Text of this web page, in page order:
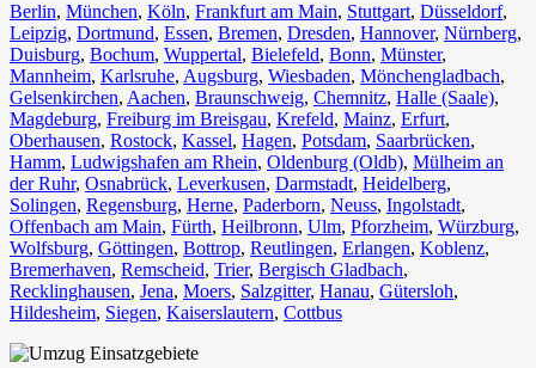
Berlin⁠, München, Köln⁠, Frankfurt am Main, Stuttgart, Düsseldorf,
Leipzig, Dortmund, Essen, Bremen, Dresden, Hannover, Nürnberg,
Duisburg⁠, Bochum, Wuppertal⁠, Bielefeld⁠, Bonn⁠, Münster⁠,
Mannheim, Karlsruhe, Augsburg, Wiesbaden⁠, Mönchengladbach⁠,
Gelsenkirchen⁠, Aachen⁠, Braunschweig, Chemnitz⁠, Halle (Saale)⁠,
Magdeburg, Freiburg im Breisgau⁠, Krefeld⁠, Mainz⁠, Erfurt,
Oberhausen⁠, Rostock⁠, Kassel⁠, Hagen, Potsdam, Saarbrücken⁠,
Hamm, Ludwigshafen am Rhein⁠, Oldenburg (Oldb), Mülheim an
der Ruhr, Osnabrück⁠, Leverkusen, Darmstadt⁠, Heidelberg,
Solingen, Regensburg, Herne⁠, Paderborn, Neuss, Ingolstadt,
Offenbach am Main, Fürth⁠, Heilbronn, Ulm⁠, Pforzheim, Würzburg,
Wolfsburg⁠, Göttingen, Bottrop, Reutlingen, Erlangen⁠, Koblenz,
Bremerhaven⁠, Remscheid, Trier⁠, Bergisch Gladbach,
Recklinghausen, Jena⁠, Moers⁠, Salzgitter⁠, Hanau, Gütersloh,
Hildesheim⁠, Siegen⁠, Kaiserslautern⁠, Cottbus⁠